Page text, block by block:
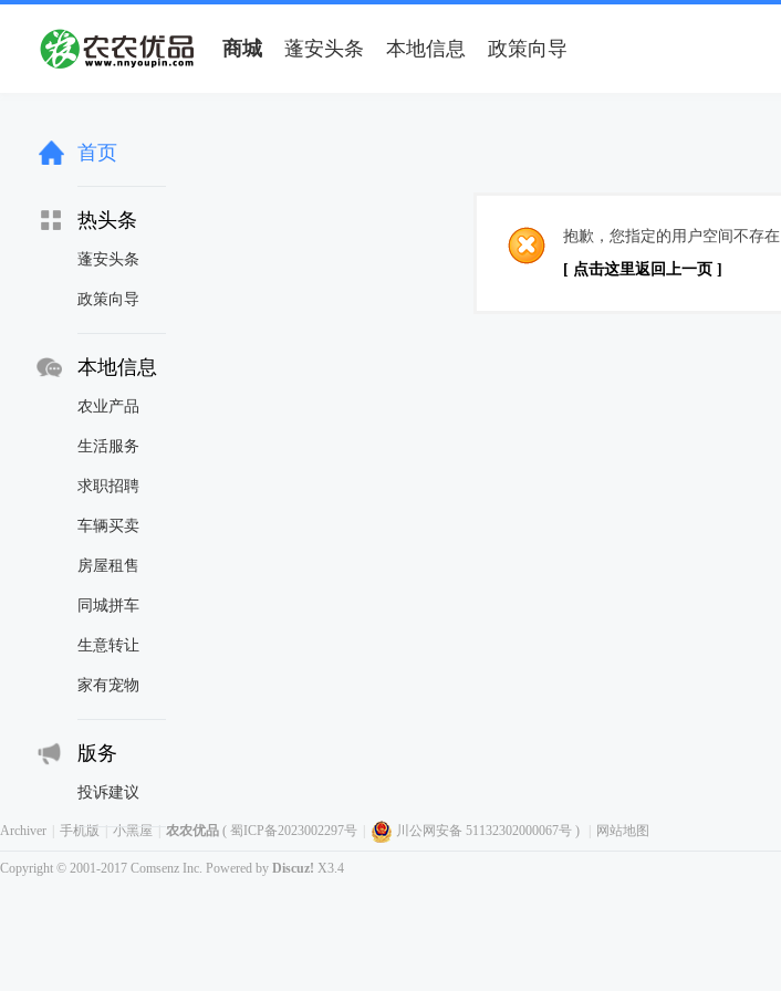
商城 蓬安头条 本地信息 政策向导
首页
热头条
蓬安头条
政策向导
本地信息
农业产品
生活服务
求职招聘
车辆买卖
房屋租售
同城拼车
生意转让
家有宠物
版务
投诉建议
抱歉，您指定的用户空间不存在
[ 点击这里返回上一页 ]
Archiver 手机版 小黑屋 农农优品 ( 蜀ICP备2023002297号 川公网安备 51132302000067号 ) 网站地图
Copyright © 2001-2017 Comsenz Inc. Powered by Discuz! X3.4